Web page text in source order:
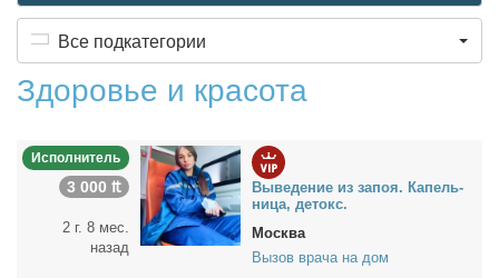
Все подкатегории
Здоровье и красота
Исполнитель
3 000 ₶
2 г. 8 мес.
назад
Вы­ве­де­ние из за­поя. Ка­пель­
ни­ца, де­токс.
Москва
Вызов врача на дом